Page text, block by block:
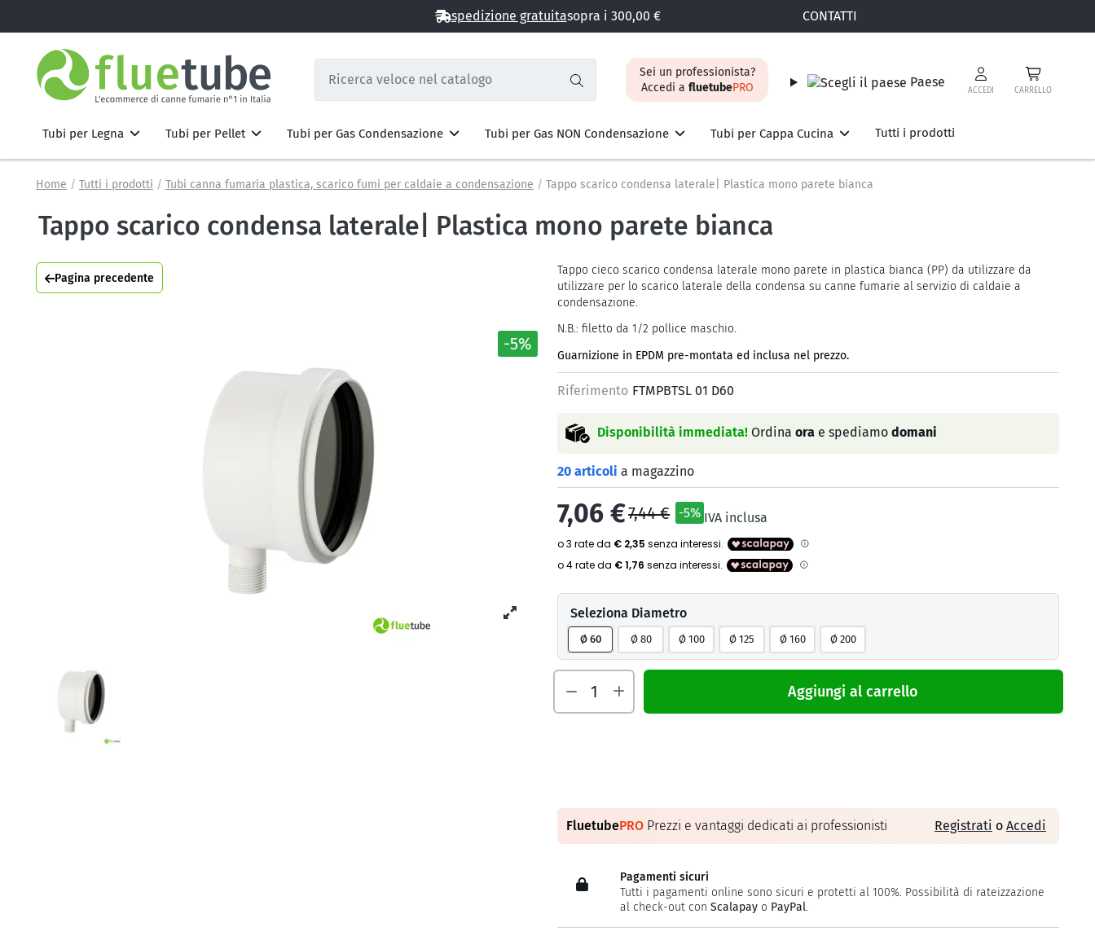
spedizione gratuitasopra i 300,00 € CONTATTI
Sei un professionista?
Accedi a fluetubePRO Paese
ACCEDI CARRELLO
Tubi per Legna Tubi per Pellet Tubi per Gas Condensazione Tubi per Gas NON Condensazione Tubi per Cappa Cucina Tutti i prodotti
Home Tutti i prodotti Tubi canna fumaria plastica, scarico fumi per caldaie a condensazione Tappo scarico condensa laterale| Plastica mono parete bianca
Tappo scarico condensa laterale| Plastica mono parete bianca
Pagina precedente
-5%
Tappo cieco scarico condensa laterale mono parete in plastica bianca (PP) da utilizzare da
utilizzare per lo scarico laterale della condensa su canne fumarie al servizio di caldaie a
condensazione.
N.B.: filetto da 1/2 pollice maschio.
Guarnizione in EPDM pre-montata ed inclusa nel prezzo.
Riferimento FTMPBTSL 01 D60
Disponibilità immediata! Ordina ora e spediamo domani
20 articoli a magazzino
7,06 €7,44 € -5% IVA inclusa
Seleziona Diametro
Ø 60 Ø 80 Ø 100 Ø 125 Ø 160 Ø 200
Aggiungi al carrello
FluetubePRO Prezzi e vantaggi dedicati ai professionisti Registrati o Accedi
Pagamenti sicuri
Tutti i pagamenti online sono sicuri e protetti al 100%. Possibilità di rateizzazione
al check-out con Scalapayo PayPal.